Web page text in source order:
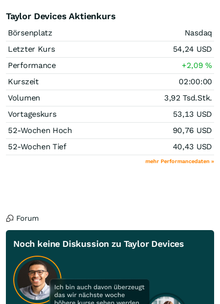
Taylor Devices Aktienkurs
Börsenplatz
Nasdaq
Letzter Kurs
54,24 USD
Performance
+2,09%
Kurszeit
02:00:00
Volumen
3,92 Tsd.Stk.
Vortageskurs
53,13 USD
52-Wochen Hoch
90,76 USD
52-Wochen Tief
40,43 USD
mehr Performancedaten »
Forum
Noch keine Diskussion zu Taylor Devices